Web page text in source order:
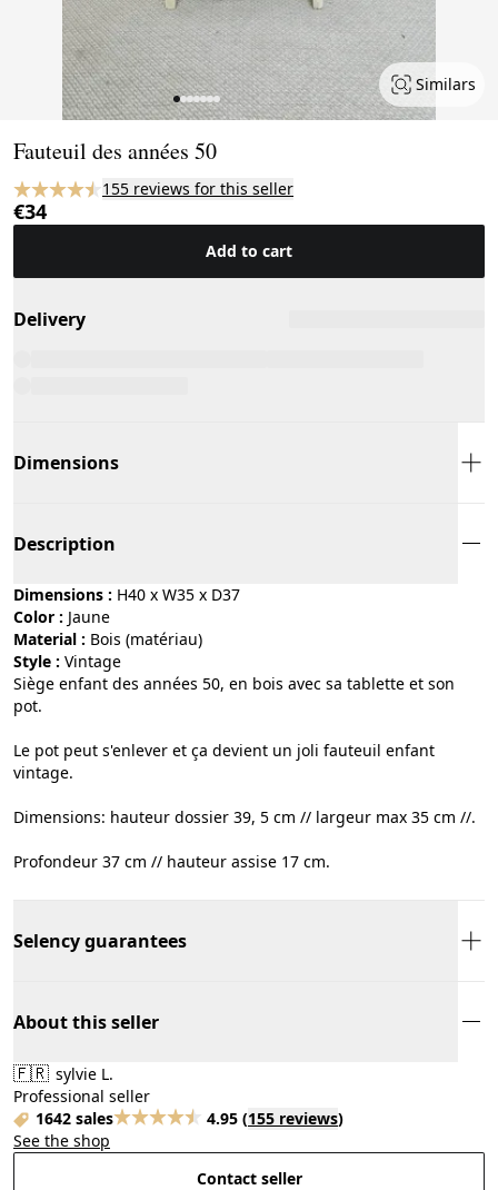
Similars
Fauteuil des années 50
155 reviews for this seller
€34
Add to cart
Delivery
Dimensions
Description
Dimensions : H40 x W35 x D37
Color : jaune
Material :
bois (matériau)
Style :
vintage
Siège enfant des années 50, en bois avec sa tablette et son
pot.
Le pot peut s'enlever et ça devient un joli fauteuil enfant
vintage.
Dimensions: hauteur dossier 39, 5 cm // largeur max 35 cm //.
Profondeur 37 cm // hauteur assise 17 cm.
Selency guarantees
About this seller
🇫🇷 sylvie L.
Professional seller
1642 sales
4.95 (155 reviews)
See the shop
Contact seller